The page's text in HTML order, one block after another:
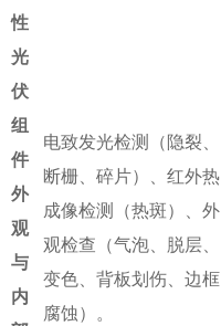
性
光
伏
组
件
外
观
与
内
电致发光检测（隐裂、
断栅、碎片）、红外热
成像检测（热斑）、外
观检查（气泡、脱层、
变色、背板划伤、边框
腐蚀）。